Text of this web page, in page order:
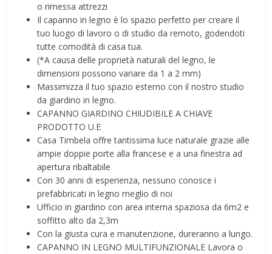
o rimessa attrezzi
Il capanno in legno è lo spazio perfetto per creare il
tuo luogo di lavoro o di studio da remoto, godendoti
tutte comodità di casa tua.
(*A causa delle proprietà naturali del legno, le
dimensioni possono variare da 1 a 2 mm)
Massimizza il tuo spazio esterno con il nostro studio
da giardino in legno.
CAPANNO GIARDINO CHIUDIBILE A CHIAVE
PRODOTTO U.E
Casa Timbela offre tantissima luce naturale grazie alle
ampie doppie porte alla francese e a una finestra ad
apertura ribaltabile
Con 30 anni di esperienza, nessuno conosce i
prefabbricati in legno meglio di noi
Ufficio in giardino con area interna spaziosa da 6m2 e
soffitto alto da 2,3m
Con la giusta cura e manutenzione, dureranno a lungo.
CAPANNO IN LEGNO MULTIFUNZIONALE Lavora o